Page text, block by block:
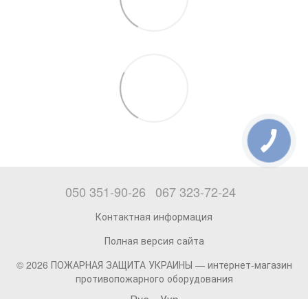
050 351-90-26 067 323-72-24
Контактная информация
Полная версия сайта
© 2026 ПОЖАРНАЯ ЗАЩИТА УКРАИНЫ — интернет-магазин
противопожарного оборудования